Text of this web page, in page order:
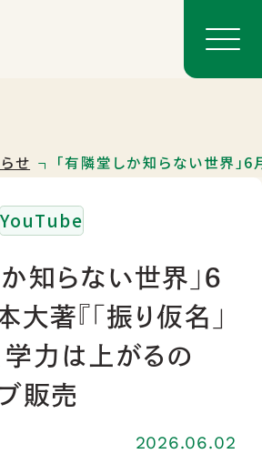
せ 「有隣堂しか知らない世界」6
YouTube
か知らない世界」6
大著『「振り仮名」
学力は上がるの
販売
2026.06.02